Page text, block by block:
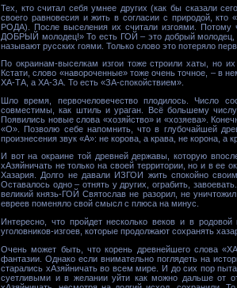
Тех, кто считал себя умнее других (как бы сказали
своего равновесия и жить в согласии с природой,
РОДА). После выселения их считали изгоями.
ДОБРЫЙ молодец!» То есть ГОЙ – это добрый молодец,
называют русских гоями. Только слово это потеряло
По окраинам-выселкам изгои тоже строили хаты, но
Кстати, слово «навороченные» тоже очень точное, – в
ХА-ТА, а ХА-ЗА. То есть «ЗА-спокойствием».
Шло время, первочеловечество плодилось. Число
совместимы, как штиль и ураган. Всё большему
Появились новые слова «хозяйство» и «хозяева».
«О». Позволю себе напомнить, что в глубочайшей
произнесения звук «А»: не корова, а крава, не корона, а
И вот на окраине той древней державы, которую
хАзяйничать не только на своей территории, но и в ее
Хазария. Долго не давали ИЗГОИ жить спокойно
Оставалось одно – отнять у других, ограбить,
великий князь-ГОЙ Святослав не разорил, не
евреев поменяло свой смысл с плюса на минус.
Интересно, что пройдет несколько веков и в
уголовников-изгоев, которые продолжают сохранять
Очень может быть, что корень древнейшего слова
фантазии. Однако если внимательно поглядеть на
старались хАзяйничать во всем мире. И до сих пор
суетливыми и в желании уйти как можно дальше от